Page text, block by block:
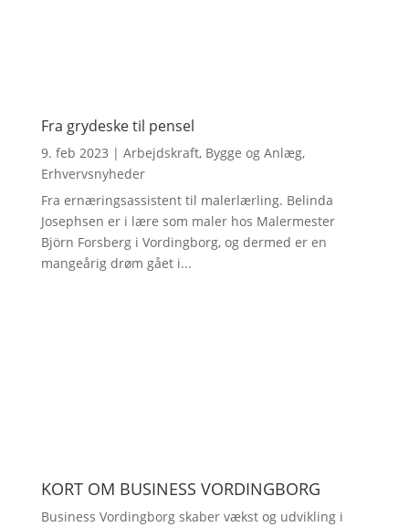
Fra grydeske til pensel
9. feb 2023 | Arbejdskraft, Bygge og Anlæg,
Erhvervsnyheder
Fra ernæringsassistent til malerlærling. Belinda
Josephsen er i lære som maler hos Malermester
Björn Forsberg i Vordingborg, og dermed er en
mangeårig drøm gået i...
KORT OM BUSINESS VORDINGBORG
Business Vordingborg skaber vækst og udvikling i